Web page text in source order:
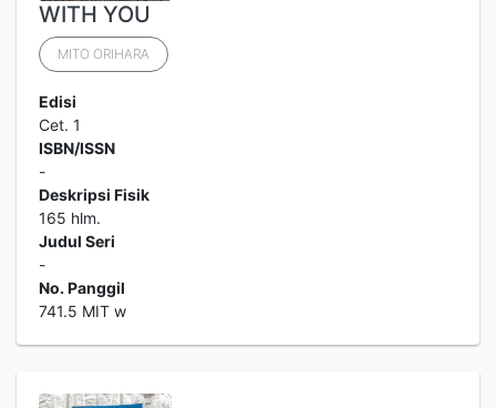
WITH YOU
MITO ORIHARA
Edisi
Cet. 1
ISBN/ISSN
-
Deskripsi Fisik
165 hlm.
Judul Seri
-
No. Panggil
741.5 MIT w